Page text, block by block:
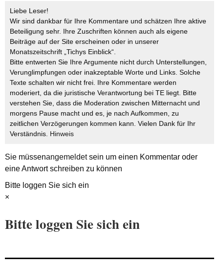
Liebe Leser!
Wir sind dankbar für Ihre Kommentare und schätzen Ihre aktive
Beteiligung sehr. Ihre Zuschriften können auch als eigene
Beiträge auf der Site erscheinen oder in unserer
Monatszeitschrift „Tichys Einblick“.
Bitte entwerten Sie Ihre Argumente nicht durch Unterstellungen,
Verunglimpfungen oder inakzeptable Worte und Links. Solche
Texte schalten wir nicht frei. Ihre Kommentare werden
moderiert, da die juristische Verantwortung bei TE liegt. Bitte
verstehen Sie, dass die Moderation zwischen Mitternacht und
morgens Pause macht und es, je nach Aufkommen, zu
zeitlichen Verzögerungen kommen kann. Vielen Dank für Ihr
Verständnis. Hinweis
Sie müssenangemeldetsein um einen Kommentar oder
eine Antwort schreiben zu können
Bitte loggen Sie sich ein
×
Bitte loggen Sie sich ein